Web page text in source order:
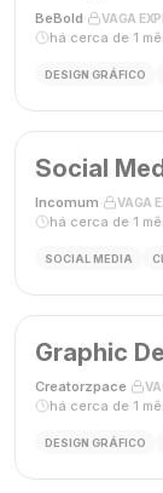
BeBold VAGA
há cerca de 1
DESIGN GRÁFICO
Social
Incomum VAGA
há cerca de 1
SOCIAL MEDIA
Graphic
Creatorzpace
há cerca de 1
DESIGN GRÁFICO